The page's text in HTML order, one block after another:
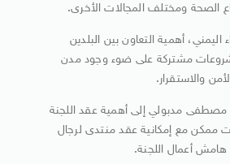
الصحة ومختلف المجالات الأخرى.
أهمية التعاون بين البلدين
مشتركة على ضوء وجود مدن
والاستقرار.
مصطفى مدبولي إلى أهمية عقد اللجنة
ممكن مع إمكانية عقد منتدى لرجال
هامش أعمال اللجنة.